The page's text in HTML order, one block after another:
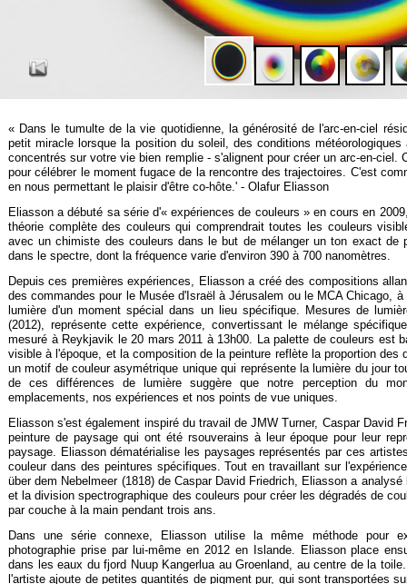
« Dans le tumulte de la vie quotidienne, la générosité de l'arc-en-ciel
petit miracle lorsque la position du soleil, des conditions
concentrés sur votre vie bien remplie -s'alignent pour créer un arc-en-ciel.
pour célébrer le moment fugace de la rencontre des trajectoires. C'est
en nous permettant le plaisir d'être co-hôte.' - Olafur Eliasson
Eliasson a débuté sa série d'« expériences de couleurs » en cours en
théorie complète des couleurs qui comprendrait toutes les couleurs
avec un chimiste des couleurs dans le but de mélanger un ton exact de
dans le spectre, dont la fréquence varie d'environ 390 à 700 nanomètres.
Depuis ces premières expériences, Eliasson a créé des compositions
des commandes pour le Musée d'Israël à Jérusalem ou le MCA Chicago,
lumière d'un moment spécial dans un lieu spécifique. Mesures de
(2012), représente cette expérience, convertissant le mélange
mesuré à Reykjavik le 20 mars 2011 à 13h00. La palette de couleurs est
visible à l'époque, et la composition de la peinture reflète la proportion
un motif de couleur asymétrique unique qui représente la lumière du jour
de ces différences de lumière suggère que notre perception du
emplacements, nos expériences et nos points de vue uniques.
Eliasson s'est également inspiré du travail de JMW Turner, Caspar David
peinture de paysage qui ont été rsouverains à leur époque pour leur
paysage. Eliasson dématérialise les paysages représentés par ces
couleur dans des peintures spécifiques. Tout en travaillant sur
über dem Nebelmeer (1818) de Caspar David Friedrich, Eliasson a
et la division spectrographique des couleurs pour créer les dégradés de
par couche à la main pendant trois ans.
Dans une série connexe, Eliasson utilise la même méthode pour
photographie prise par lui-même en 2012 en Islande. Eliasson place
dans les eaux du fjord Nuup Kangerlua au Groenland, au centre de la
l'artiste ajoute de petites quantités de pigment pur, qui sont transportées